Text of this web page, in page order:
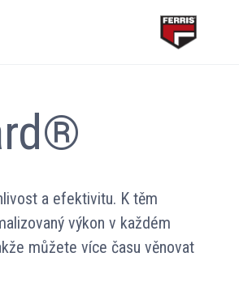
a efektivitu. K těm
výkon v každém
můžete více času věnovat